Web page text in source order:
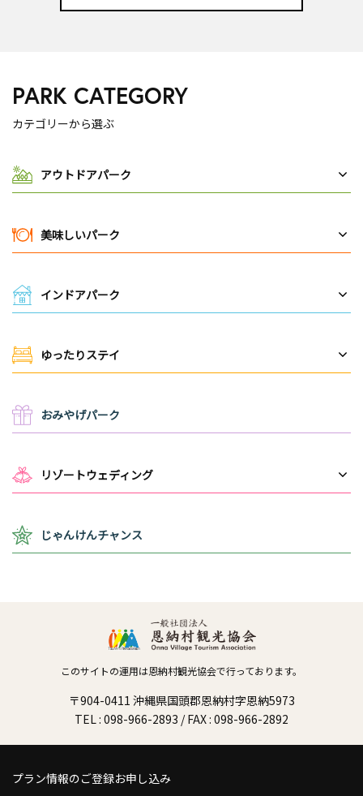
PARK CATEGORY
カテゴリーから選ぶ
アウトドアパーク
美味しいパーク
インドアパーク
ゆったりステイ
おみやげパーク
リゾートウェディング
じゃんけんチャンス
このサイトの運用は恩納村観光協会で行っております。
〒904-0411 沖縄県国頭郡恩納村字恩納5973
TEL : 098-966-2893 / FAX : 098-966-2892
プラン情報のご登録お申し込み